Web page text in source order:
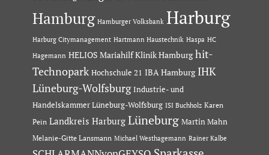
Hamburg Hamburger Volksbank Harburg
Harburg Citymanagement Hartmann Haustechnik Haspa HC
Hagemann HELIOS Mariahilf Klinik Hamburg hit-
Technopark Hochschule 21 IBA Hamburg IHK
Lüneburg-Wolfsburg Industrie- und
Handelskammer Lüneburg-Wolfsburg ISI Buchholz Karen
Pein Landkreis Harburg Lüneburg Martin Mahn
Melanie-Gitte Lansmann Michael Westhagemann Rainer Kalbe